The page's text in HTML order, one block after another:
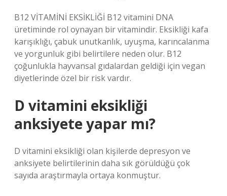
B12 VİTAMİNİ EKSİKLİĞİ B12 vitamini DNA
üretiminde rol oynayan bir vitamindir. Eksikliği kafa
karışıklığı, çabuk unutkanlık, uyuşma, karıncalanma
ve yorgunluk gibi belirtilere neden olur. B12
çoğunlukla hayvansal gıdalardan geldiği için vegan
diyetlerinde özel bir risk vardır.
D vitamini eksikliği
anksiyete yapar mı?
D vitamini eksikliği olan kişilerde depresyon ve
anksiyete belirtilerinin daha sık görüldüğü çok
sayıda araştırmayla ortaya konmuştur.